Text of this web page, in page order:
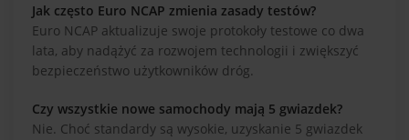
Jak często Euro NCAP zmienia zasady testów?
Euro NCAP aktualizuje swoje protokoły testowe co dwa
lata, aby nadążyć za rozwojem technologii i zwiększyć
bezpieczeństwo użytkowników dróg.
Czy wszystkie nowe samochody mają 5 gwiazdek?
Nie. Choć standardy są wysokie, uzyskanie 5 gwiazdek